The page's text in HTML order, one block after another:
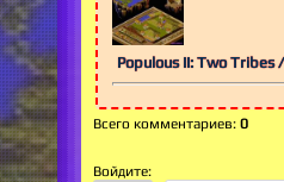
Populous II: Two
Всего комментариев: 0
Войдите: